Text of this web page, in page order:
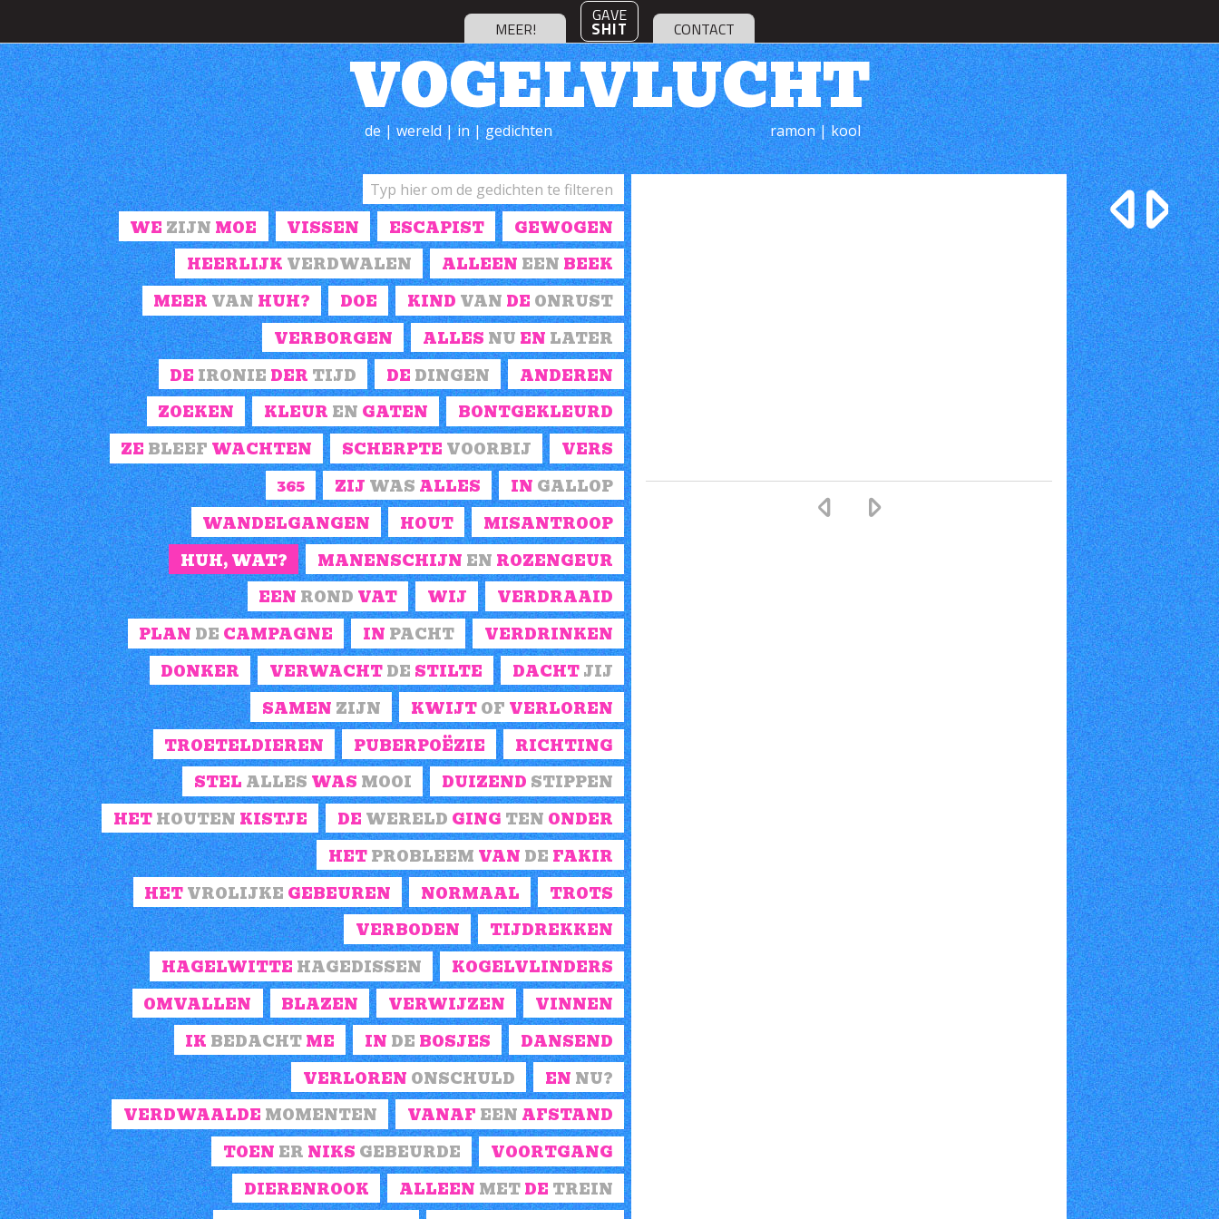
MEER!
GAVE
SHIT CONTACT
VOGELVLUCHT
de | wereld | in | gedichten ramon | kool
WE ZIJN MOE VISSEN ESCAPIST
GEWOGEN
HEERLIJK VERDWALEN ALLEEN EEN BEEK
MEER VAN HUH? DOE KIND VAN DE ONRUST
VERBORGEN
ALLES NU EN LATER
DE IRONIE DER TIJD DE DINGEN
ANDEREN
ZOEKEN
KLEUR EN GATEN
BONTGEKLEURD
ZE BLEEF WACHTEN SCHERPTE VOORBIJ
VERS
365
ZIJ WAS ALLES IN GALLOP
WANDELGANGEN
HOUT
MISANTROOP
HUH, WAT? MANENSCHIJN EN ROZENGEUR
EEN ROND VAT WIJ
VERDRAAID
PLAN DE CAMPAGNE IN PACHT
VERDRINKEN
DONKER
VERWACHT DE STILTE DACHT JIJ
SAMEN ZIJN KWIJT OF VERLOREN
TROETELDIEREN
PUBERPOËZIE
RICHTING
STEL ALLES WAS MOOI DUIZEND STIPPEN
HET HOUTEN KISTJE DE WERELD GING TEN ONDER
HET PROBLEEM VAN DE FAKIR
HET VROLIJKE GEBEUREN NORMAAL
TROTS
VERBODEN
TIJDREKKEN
HAGELWITTE HAGEDISSEN
KOGELVLINDERS
OMVALLEN
BLAZEN VERWIJZEN
VINNEN
IK BEDACHT ME IN DE BOSJES
DANSEND
VERLOREN ONSCHULD EN NU?
VERDWAALDE MOMENTEN VANAF EEN AFSTAND
TOEN ER NIKS GEBEURDE
VOORTGANG
DIERENROOK
ALLEEN MET DE TREIN